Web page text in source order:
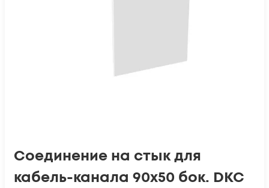
Соединение на стык для
кабель-канала 90х50 бок. DKC